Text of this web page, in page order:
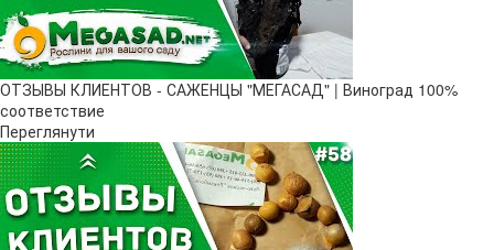
ОТЗЫВЫ КЛИЕНТОВ - САЖЕНЦЫ "МЕГАСАД" | Виноград 100%
соответствие
Переглянути